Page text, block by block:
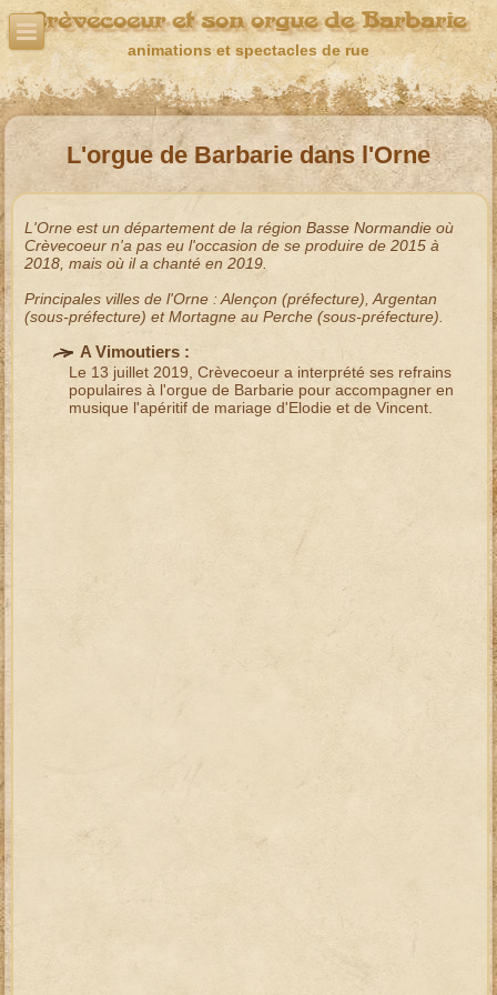
Crèvecoeur et son orgue de Barbarie
animations et spectacles de rue
L'orgue de Barbarie dans l'Orne
L'Orneest un département de la région Basse Normandieoù
Crèvecoeur n'a pas eu l'occasion de se produire de 2015à
2018, mais où il a chanté en 2019.
Principales villes de l'Orne:Alençon (préfecture),Argentan
(sous-préfecture) etMortagne au Perche(sous-préfecture).
A Vimoutiers :
Le 13 juillet 2019, Crèvecoeur a interprété ses refrains
populaires à l'orgue de Barbarie pour accompagner en
musique l'apéritif de mariage d'Elodie et de Vincent.